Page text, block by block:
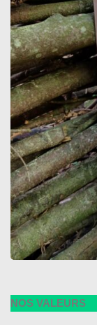
NOS VALEURS